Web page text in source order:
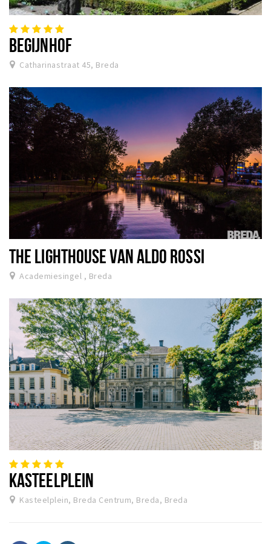
BEGIJNHOF
Catharinastraat 45, Breda
THE LIGHTHOUSE VAN ALDO ROSSI
Academiesingel , Breda
KASTEELPLEIN
Kasteelplein, Breda Centrum, Breda, Breda